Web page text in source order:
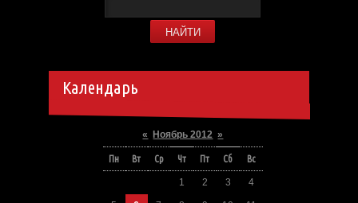
Календарь
« Ноябрь 2012 »
Пн Вт Ср Чт Пт Сб Вс
1 2 3 4